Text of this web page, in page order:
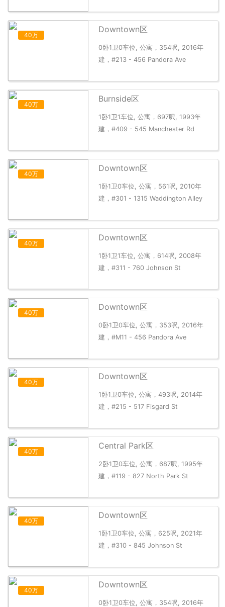
40万
Downtown区
0卧1卫0车位, 公寓，354呎, 2016年
建，#213 - 456 Pandora Ave
40万
Burnside区
1卧1卫1车位, 公寓，697呎, 1993年
建，#409 - 545 Manchester Rd
40万
Downtown区
1卧1卫0车位, 公寓，561呎, 2010年
建，#301 - 1315 Waddington Alley
40万
Downtown区
1卧1卫1车位, 公寓，614呎, 2008年
建，#311 - 760 Johnson St
40万
Downtown区
0卧1卫0车位, 公寓，353呎, 2016年
建，#M11 - 456 Pandora Ave
40万
Downtown区
1卧1卫0车位, 公寓，493呎, 2014年
建，#215 - 517 Fisgard St
40万
Central Park区
2卧1卫0车位, 公寓，687呎, 1995年
建，#119 - 827 North Park St
40万
Downtown区
1卧1卫0车位, 公寓，625呎, 2021年
建，#310 - 845 Johnson St
40万
Downtown区
0卧1卫0车位, 公寓，354呎, 2016年